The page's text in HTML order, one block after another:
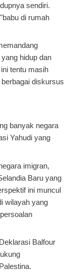
sendiri.
di rumah
hidup dan
tentu masih
diskursus
banyak negara
Yahudi yang
imigran,
Baru yang
ini muncul
wilayah yang
Balfour